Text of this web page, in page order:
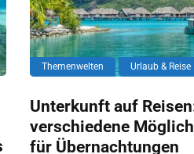
Themenwelten Urlaub & Reise
Unterkunft auf
verschiedene
für Übernachtungen